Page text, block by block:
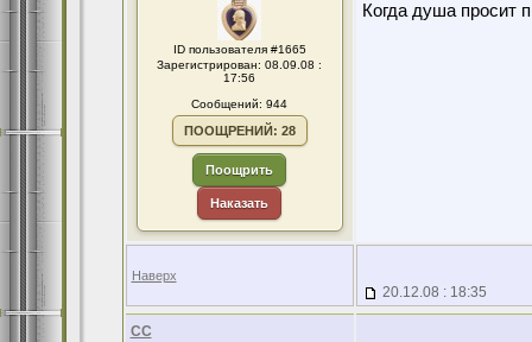
ID пользователя #1665
Зарегистрирован: 08.09.08 :
17:56
Сообщений: 944
ПООЩРЕНИЙ: 28
Поощрить
Наказать
Когда душа просит
Наверх
20.12.08 : 18:35
CC